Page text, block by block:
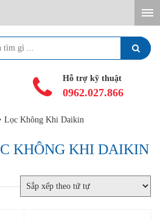
Hỗ trợ kỹ thuật
0962.027.866
Lọc Không Khi Daikin
KHÔNG KHI DAIKIN